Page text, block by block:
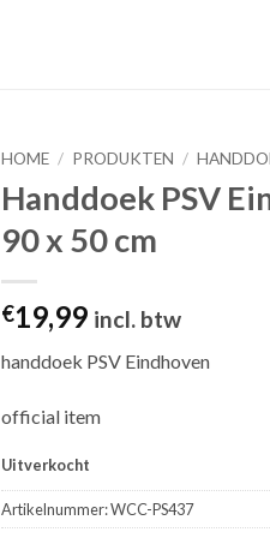
HOME / PRODUKTEN /
Handdoek PSV
90 x 50 cm
€19,99 incl. btw
handdoek PSV Eindhoven
official item
Uitverkocht
Artikelnummer:WCC-PS437